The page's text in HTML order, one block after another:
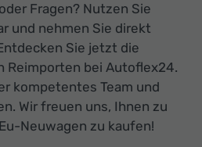
Fragen? Nutzen Sie
und nehmen Sie direkt
Sie jetzt die
Reimporten bei Autoflex24.
kompetentes Team und
Wir freuen uns, Ihnen zu
Neuwagen zu kaufen!